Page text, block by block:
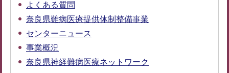
よくある質問
奈良県難病医療提供体制整備事業
センターニュース
事業概況
奈良県神経難病医療ネットワーク